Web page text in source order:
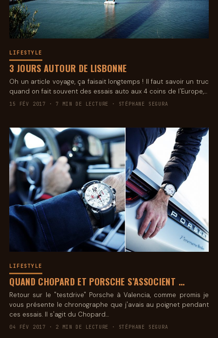
LIFESTYLE
3 JOURS AUTOUR DE LISBONNE
Oh un article voyage, ça faisait longtemps ! Il faut savoir un truc
quand on fait souvent des essais auto aux 4 coins de l'Europe,…
15 FÉV 2017 · 7 MIN DE LECTURE · STÉPHANE SEGURA
LIFESTYLE
QUAND CHOPARD ET PORSCHE S’ASSOCIENT …
Retour sur le "testdrive" Porsche à Valencia, comme promis je
vous présente le chronographe que j'avais au poignet pendant
ces essais. Il s'agit du Chopard…
04 FÉV 2017 · 2 MIN DE LECTURE · STÉPHANE SEGURA